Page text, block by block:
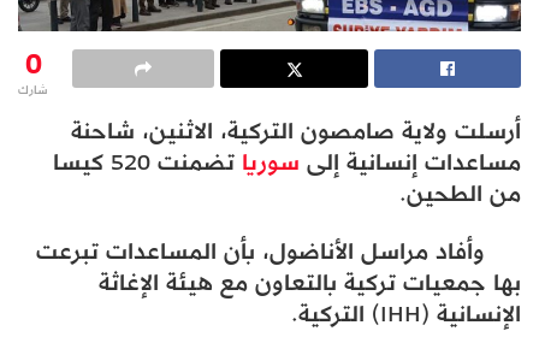
0
شارك
أرسلت ولاية صامصون التركية، الاثنين، شاحنة
مساعدات إنسانية إلىسوريا تضمنت 520 كيسا
من الطحين.
وأفاد مراسل الأناضول، بأن المساعدات تبرعت
بها جمعيات تركية بالتعاون مع هيئة الإغاثة
الإنسانية (IHH) التركية.